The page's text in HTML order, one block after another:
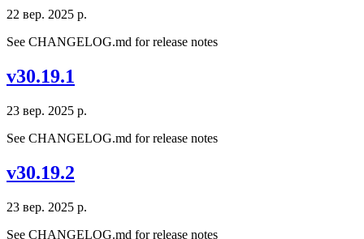
22 вер. 2025 р.
See CHANGELOG.md for release notes
v30.19.1
23 вер. 2025 р.
See CHANGELOG.md for release notes
v30.19.2
23 вер. 2025 р.
See CHANGELOG.md for release notes